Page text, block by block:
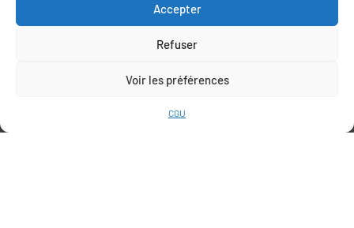
Accepter
Refuser
Voir les préférences
CGU